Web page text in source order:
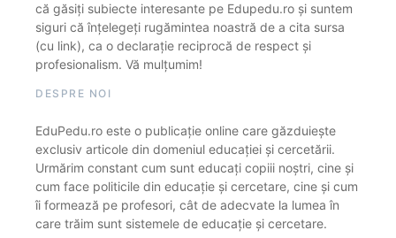
că găsiți subiecte interesante pe Edupedu.ro și suntem
siguri că înțelegeți rugămintea noastră de a cita sursa
(cu link), ca o declarație reciprocă de respect și
profesionalism. Vă mulțumim!
DESPRE NOI
EduPedu.ro este o publicație online care găzduiește
exclusiv articole din domeniul educației și cercetării.
Urmărim constant cum sunt educați copiii noștri, cine și
cum face politicile din educație și cercetare, cine și cum
îi formează pe profesori, cât de adecvate la lumea în
care trăim sunt sistemele de educație și cercetare.